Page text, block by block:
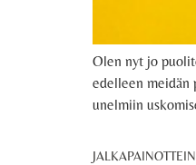
Olen nyt jo
edelleen meidän
unelmiin